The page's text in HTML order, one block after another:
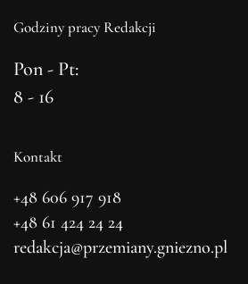
Godziny pracy Redakcji
Pon - Pt:
8 - 16
Kontakt
+48 606 917 918
+48 61 424 24 24
redakcja@przemiany.gniezno.pl